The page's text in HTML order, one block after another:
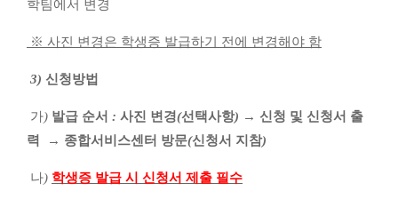
학팀에서 변경
※ 사진 변경은 학생증 발급하기 전에 변경해야 함
3) 신청방법
가) 발급 순서 : 사진 변경(선택사항) → 신청 및 신청서 출
력
→ 종합서비스센터 방문(신청서 지참)
나) 학생증 발급 시 신청서 제출 필수